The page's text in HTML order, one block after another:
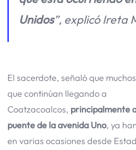
Unidos”, explicó Ireta
El sacerdote, señaló que
que continúan llegando a
Coatzacoalcos, principalmente
puente de la avenida Uno, ya
en varias ocasiones desde